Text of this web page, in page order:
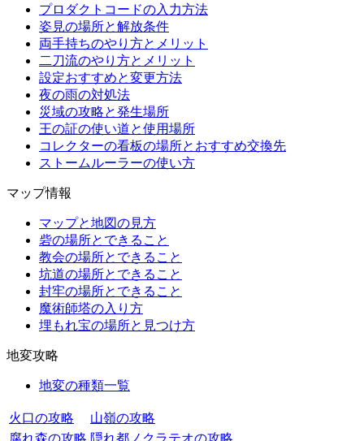
プロダクトコードの入力方法
姿見の場所と解放条件
両手持ちのやり方とメリット
二刀流のやり方とメリット
設定おすすめと変更方法
夜の雨の対処法
災域の攻略と発生場所
王の証の使い道と使用場所
コレクターの看板の場所とおすすめ交換先
ストームルーラーの使い方
マップ情報
マップと地図の見方
砦の場所とできること
教会の場所とできること
坑道の場所とできること
封牢の場所とできること
魔術師塔の入り方
埋もれ宝の場所と見つけ方
地変攻略
地変の種類一覧
火口の攻略
山嶺の攻略
腐れ森の攻略 隠れ都ノクラテオの攻略